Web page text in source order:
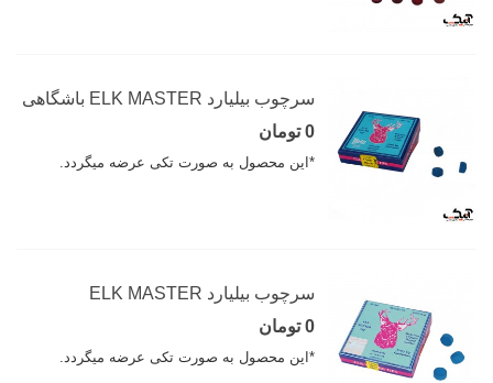
سرچوب بیلیارد ELK MASTER باشگاهی
0 تومان
*این محصول به صورت تکی عرضه میگردد.
سرچوب بیلیارد ELK MASTER
0 تومان
*این محصول به صورت تکی عرضه میگردد.